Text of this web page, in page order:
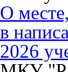
О
в
2026